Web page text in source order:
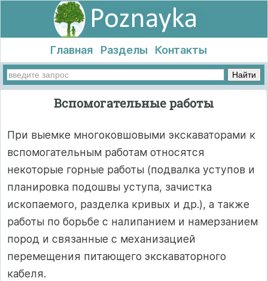
Главная Разделы Контакты
Вспомогательные работы
При выемке многоковшовыми экскаваторами к
вспомогательным работам относятся
некоторые горные работы (подвалка уступов и
планировка подошвы уступа, зачистка
ископаемого, разделка кривых и др.), а также
работы по борьбе с налипанием и намерзанием
пород и связанные с механизацией
перемещения питающего экскаваторного
кабеля.